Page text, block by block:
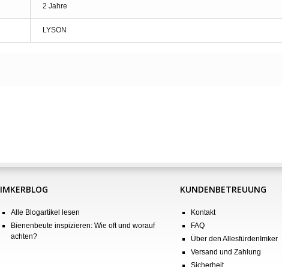
2 Jahre
LYSON
IMKERBLOG
Alle Blogartikel lesen
Bienenbeute inspizieren: Wie oft und worauf
achten?
KUNDENBETREUUNG
Kontakt
FAQ
Über den AllesfürdenImker
Versand und Zahlung
Sicherheit